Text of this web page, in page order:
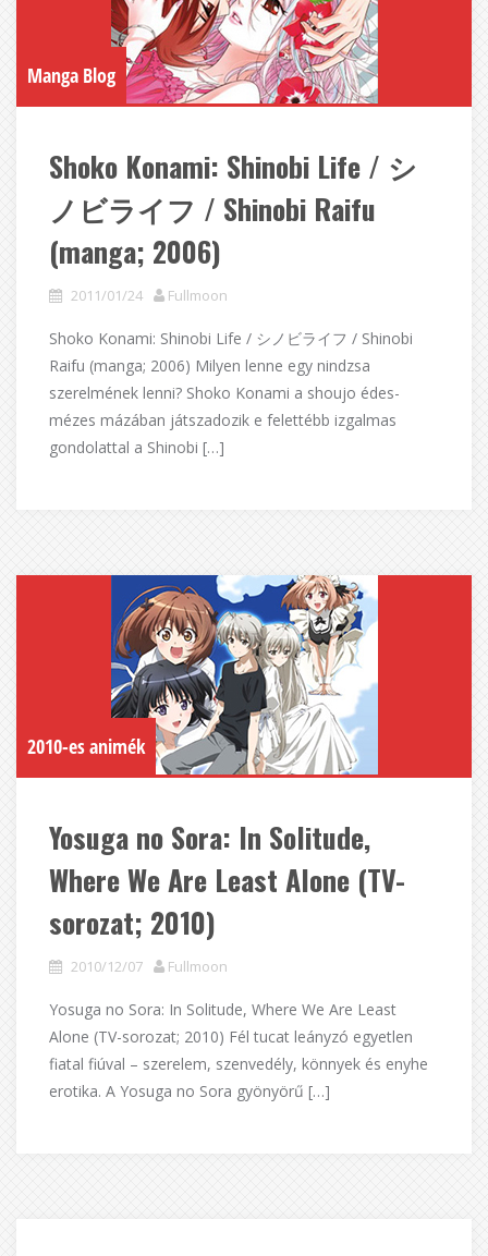
Manga Blog
Shoko Konami: Shinobi Life / シ
ノビライフ / Shinobi Raifu
(manga; 2006)
2011/01/24 Fullmoon
Shoko Konami: Shinobi Life / シノビライフ / Shinobi
Raifu (manga; 2006) Milyen lenne egy nindzsa
szerelmének lenni? Shoko Konami a shoujo édes-
mézes mázában játszadozik e felettébb izgalmas
gondolattal a Shinobi […]
2010-es animék
Yosuga no Sora: In Solitude,
Where We Are Least Alone (TV-
sorozat; 2010)
2010/12/07 Fullmoon
Yosuga no Sora: In Solitude, Where We Are Least
Alone (TV-sorozat; 2010) Fél tucat leányzó egyetlen
fiatal fiúval – szerelem, szenvedély, könnyek és enyhe
erotika. A Yosuga no Sora gyönyörű […]